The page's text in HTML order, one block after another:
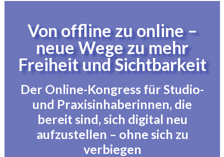
Von offline zu online –
neue Wege zu mehr
Freiheit und Sichtbarkeit
Der Online-Kongress für Studio-
und Praxisinhaberinnen, die
bereit sind, sich digital neu
aufzustellen – ohne sich zu
verbiegen